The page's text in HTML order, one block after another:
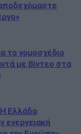
το νομοσχέδιο
με βίντεο στα
Ελλάδα
ενεργειακή